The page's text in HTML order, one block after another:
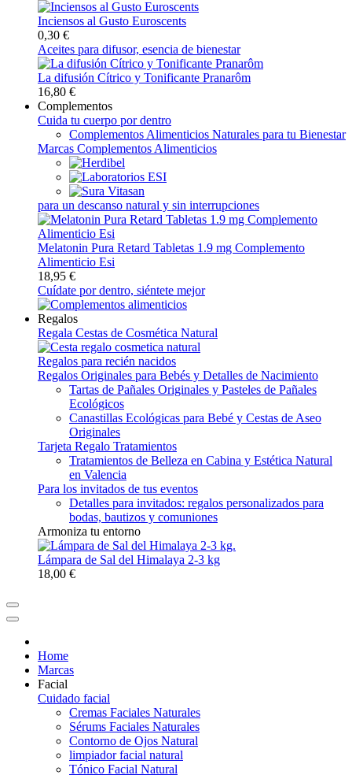
Inciensos al Gusto Euroscents
0,30 €
Aceites para difusor, esencia de bienestar
La difusión Cítrico y Tonificante Pranarôm
16,80 €
Complementos
Cuida tu cuerpo por dentro
Complementos Alimenticios Naturales para tu Bienestar
Marcas Complementos Alimenticios
para un descanso natural y sin interrupciones
Melatonin Pura Retard Tabletas 1.9 mg Complemento
Alimenticio Esi
18,95 €
Cuídate por dentro, siéntete mejor
Regalos
Regala Cestas de Cosmética Natural
Regalos para recién nacidos
Regalos Originales para Bebés y Detalles de Nacimiento
Tartas de Pañales Originales y Pasteles de Pañales
Ecológicos
Canastillas Ecológicas para Bebé y Cestas de Aseo
Originales
Tarjeta Regalo Tratamientos
Tratamientos de Belleza en Cabina y Estética Natural
en Valencia
Para los invitados de tus eventos
Detalles para invitados: regalos personalizados para
bodas, bautizos y comuniones
Armoniza tu entorno
Lámpara de Sal del Himalaya 2-3 kg
18,00 €
Home
Marcas
Facial
Cuidado facial
Cremas Faciales Naturales
Sérums Faciales Naturales
Contorno de Ojos Natural
limpiador facial natural
Tónico Facial Natural